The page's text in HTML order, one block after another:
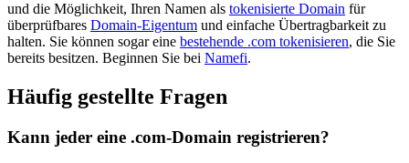
und die Möglichkeit, Ihren Namen als tokenisierte Domain für
überprüfbares Domain-Eigentum und einfache Übertragbarkeit zu
halten. Sie können sogar eine bestehende .com tokenisieren, die Sie
bereits besitzen. Beginnen Sie bei Namefi.
Häufig gestellte Fragen
Kann jeder eine .com-Domain registrieren?